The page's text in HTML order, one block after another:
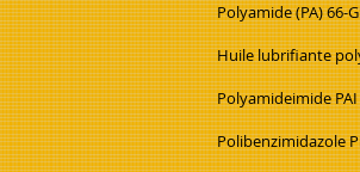
Polyamide (PA) 66-
Huile lubrifiante
Polyamideimide PAI
Polibenzimidazole